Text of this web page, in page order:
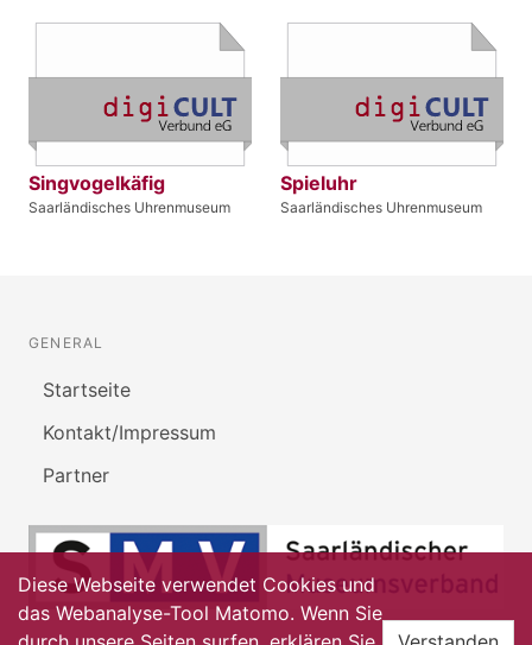
Singvogelkäfig
Saarländisches Uhrenmuseum
Spieluhr
Saarländisches Uhrenmuseum
GENERAL
Startseite
Kontakt/Impressum
Partner
Diese Webseite verwendet Cookies und
das Webanalyse-Tool Matomo. Wenn Sie